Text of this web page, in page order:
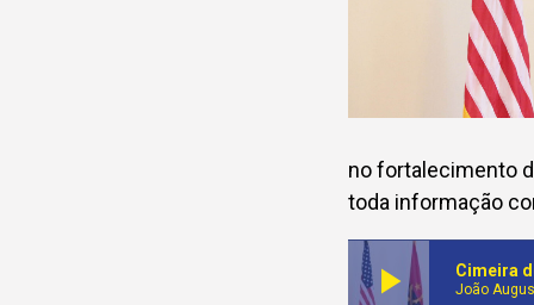
no fortalecimento
toda informação
play_arrow João